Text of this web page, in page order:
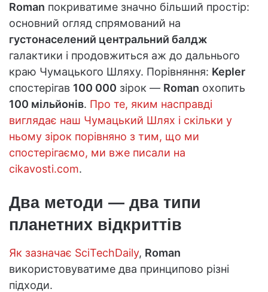
Roman покриватиме значно більший простір:
основний огляд спрямований на
густонаселений центральний балдж
галактики і продовжиться аж до дальнього
краю Чумацького Шляху. Порівняння: Kepler
спостерігав 100 000 зірок — Roman охопить
100 мільйонів. Про те, яким насправді
виглядає наш Чумацький Шлях і скільки у
ньому зірок порівняно з тим, що ми
спостерігаємо, ми вже писали на
cikavosti.com.
Два методи — два типи
планетних відкриттів
Як зазначає SciTechDaily, Roman
використовуватиме два принципово різні
підходи.